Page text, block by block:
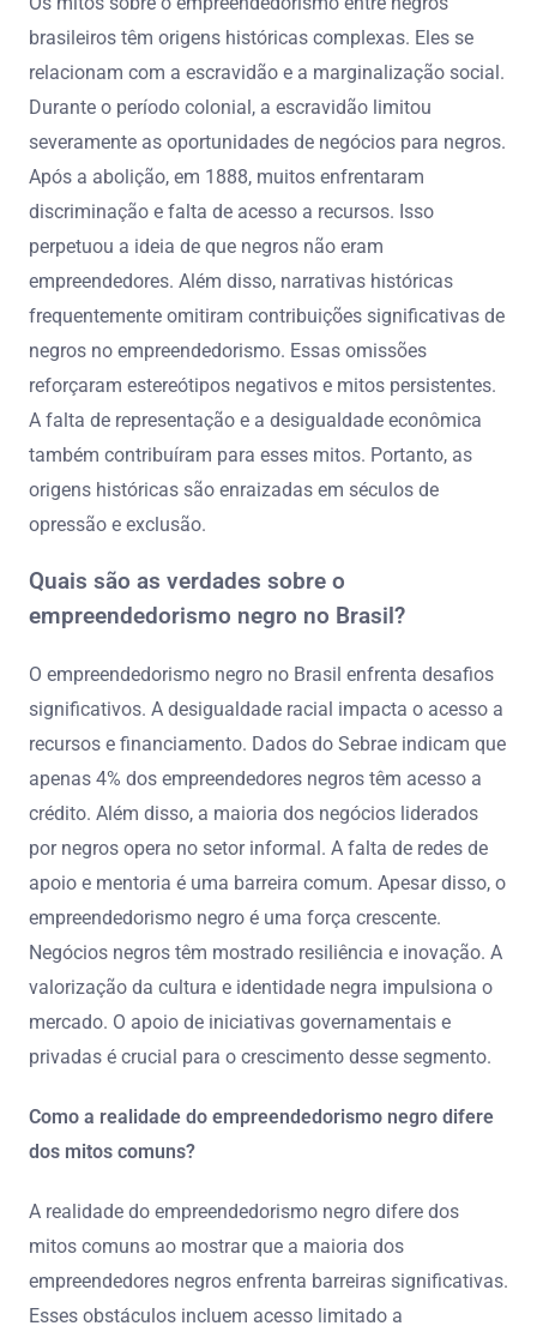
brasileiros têm origens históricas complexas. Eles se
relacionam com a escravidão e a marginalização social.
Durante o período colonial, a escravidão limitou
severamente as oportunidades de negócios para negros.
Após a abolição, em 1888, muitos enfrentaram
discriminação e falta de acesso a recursos. Isso
perpetuou a ideia de que negros não eram
empreendedores. Além disso, narrativas históricas
frequentemente omitiram contribuições significativas de
negros no empreendedorismo. Essas omissões
reforçaram estereótipos negativos e mitos persistentes.
A falta de representação e a desigualdade econômica
também contribuíram para esses mitos. Portanto, as
origens históricas são enraizadas em séculos de
opressão e exclusão.
Quais são as verdades sobre o
empreendedorismo negro no Brasil?
O empreendedorismo negro no Brasil enfrenta desafios
significativos. A desigualdade racial impacta o acesso a
recursos e financiamento. Dados do Sebrae indicam que
apenas 4% dos empreendedores negros têm acesso a
crédito. Além disso, a maioria dos negócios liderados
por negros opera no setor informal. A falta de redes de
apoio e mentoria é uma barreira comum. Apesar disso, o
empreendedorismo negro é uma força crescente.
Negócios negros têm mostrado resiliência e inovação. A
valorização da cultura e identidade negra impulsiona o
mercado. O apoio de iniciativas governamentais e
privadas é crucial para o crescimento desse segmento.
Como a realidade do empreendedorismo negro difere
dos mitos comuns?
A realidade do empreendedorismo negro difere dos
mitos comuns ao mostrar que a maioria dos
empreendedores negros enfrenta barreiras significativas.
Esses obstáculos incluem acesso limitado a